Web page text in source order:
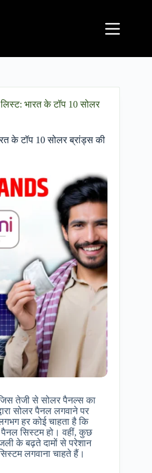
भारत के टॉप 10 सोलर
के टॉप 10 सोलर ब्रांड्स की
तेजी से सोलर पैनल्स का
सोलर पैनल लगवाने पर
हर कोई चाहता है कि
सिस्टम हो। वहीं, कुछ
के बढ़ते दामों से परेशान
लगवाना चाहते हैं।